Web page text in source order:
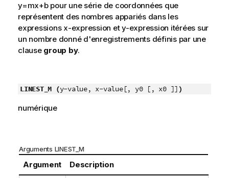
y=mx+bpour une série de coordonnées que
représentent des nombres appariés dans les
expressions x-expression ety-expression itérées sur
un nombre donné d'enregistrements définis par une
clause group by.
LINEST_M (y-value, x-value[, y0 [, x0 ]] )
numérique
Arguments LINEST_M
Argument Description